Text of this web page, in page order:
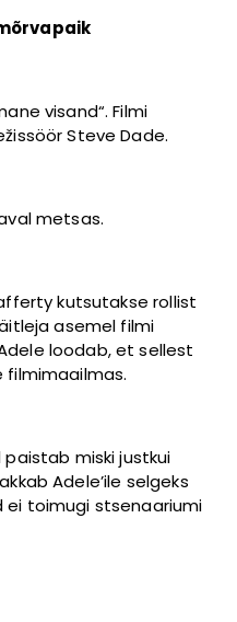
visand“. Filmi
Steve Dade.
metsas.
kutsutakse rollist
asemel filmi
loodab, et sellest
filmimaailmas.
paistab miski justkui
Adele’ile selgeks
toimugi stsenaariumi